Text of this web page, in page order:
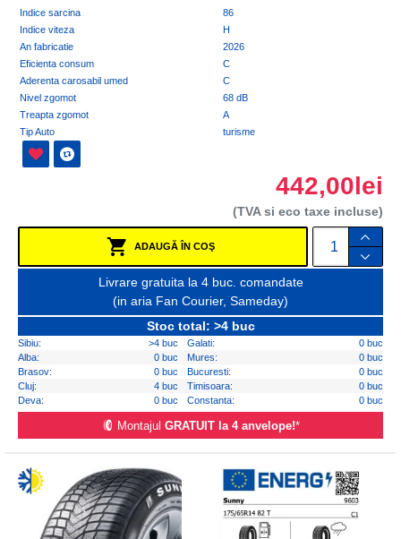
Indice sarcina
86
Indice viteza
H
An fabricatie
2026
Eficienta consum
C
Aderenta carosabil umed
C
Nivel zgomot
68 dB
Treapta zgomot
A
Tip Auto
turisme
442,00lei
(TVA si eco taxe incluse)
ADAUGĂ ÎN COŞ
Livrare gratuita la 4 buc. comandate
(in aria Fan Courier, Sameday)
Stoc total: >4 buc
Sibiu: >4 buc Galati:
0 buc
Alba:
0 buc Mures:
0 buc
Brasov:
0 buc Bucuresti:
0 buc
Cluj:
4 buc Timisoara:
0 buc
Deva:
0 buc Constanta: 0 buc
Montajul GRATUIT la 4 anvelope!*